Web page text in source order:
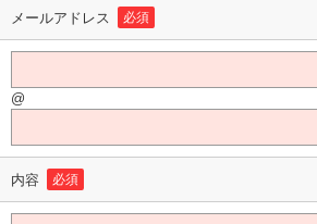
メールアドレス 必須
@
内容 必須